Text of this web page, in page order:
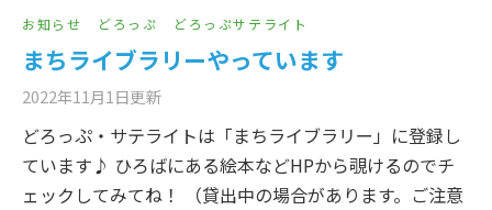
お知らせ どろっぷ どろっぷサテライト
まちライブラリーやっています
2022年11月1日更新
どろっぷ・サテライトは「まちライブラリー」に登録し
ています♪ ひろばにある絵本などHPから覗けるのでチ
ェックしてみてね！ （貸出中の場合があります。ご注意